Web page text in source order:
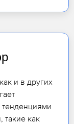
и в других
такие как